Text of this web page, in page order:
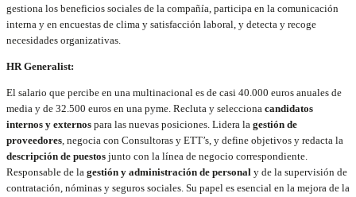
gestiona los beneficios sociales de la compañía, participa en la comunicación
interna y en encuestas de clima y satisfacción laboral, y detecta y recoge
necesidades organizativas.
HR Generalist:
El salario que percibe en una multinacional es de casi 40.000 euros anuales de
media y de 32.500 euros en una pyme. Recluta y selecciona candidatos
internos y externos para las nuevas posiciones. Lidera la gestión de
proveedores, negocia con Consultoras y ETT’s, y define objetivos y redacta la
descripción de puestos junto con la línea de negocio correspondiente.
Responsable de la gestión y administración de personal y de la supervisión de
contratación, nóminas y seguros sociales. Su papel es esencial en la mejora de la